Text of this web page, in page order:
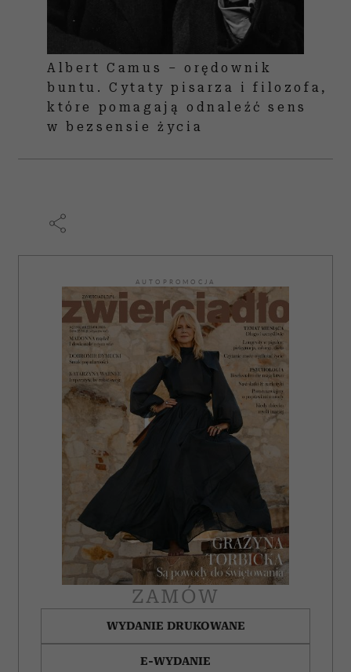
Albert Camus – orędownik
buntu. Cytaty pisarza i filozofa,
które pomagają odnaleźć sens
w bezsensie życia
AUTOPROMOCJA
ZAMÓW
WYDANIE DRUKOWANE
E-WYDANIE